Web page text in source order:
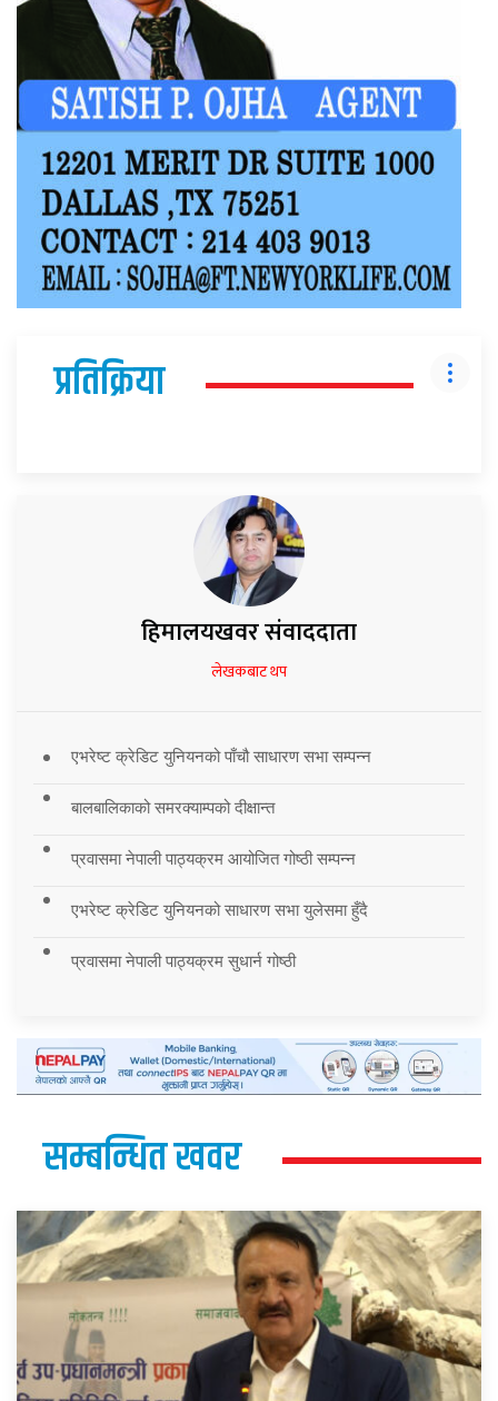
प्रतिक्रिया
हिमालयखवर संवाददाता
लेखकबाट थप
एभरेष्ट क्रेडिट युनियनको पाँचौ साधारण सभा सम्पन्न
बालबालिकाको समरक्याम्पको दीक्षान्त
प्रवासमा नेपाली पाठ्यक्रम आयोजित गोष्ठी सम्पन्न
एभरेष्ट क्रेडिट युनियनको साधारण सभा युलेसमा हुँदै
प्रवासमा नेपाली पाठ्यक्रम सुधार्न गोष्ठी
सम्बन्धित खवर